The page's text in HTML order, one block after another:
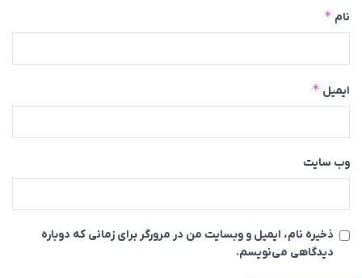
نام *
ایمیل *
وب‌ سایت
ذخیره نام، ایمیل و وبسایت من در مرورگر برای زمانی که دوباره
دیدگاهی می‌نویسم.